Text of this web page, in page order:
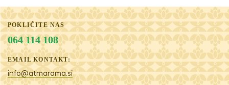
POKLIČITE NAS
064 114 108
EMAIL KONTAKT:
info@atmarama.si